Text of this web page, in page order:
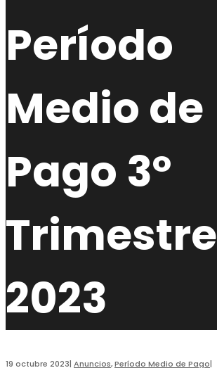
Período
Medio de
Pago 3º
Trimestre
2023
19 octubre 2023| Anuncios,Período Medio de Pago|